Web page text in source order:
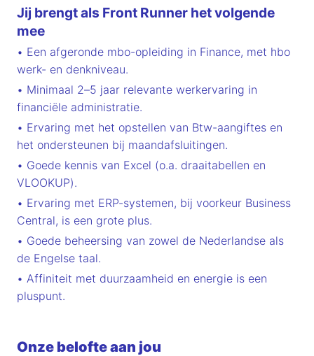
Jij brengt als Front Runner het volgende
mee
• Een afgeronde mbo-opleiding in Finance, met hbo
werk- en denkniveau.
• Minimaal 2–5 jaar relevante werkervaring in
financiële administratie.
• Ervaring met het opstellen van Btw-aangiftes en
het ondersteunen bij maandafsluitingen.
• Goede kennis van Excel (o.a. draaitabellen en
VLOOKUP).
• Ervaring met ERP-systemen, bij voorkeur Business
Central, is een grote plus.
• Goede beheersing van zowel de Nederlandse als
de Engelse taal.
• Affiniteit met duurzaamheid en energie is een
pluspunt.
Onze belofte aan jou